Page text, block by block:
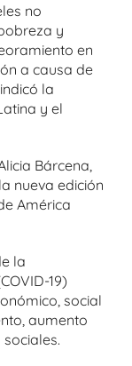
no
y
en
a causa de
la
y el
Bárcena,
nueva edición
América
la
19)
social
aumento